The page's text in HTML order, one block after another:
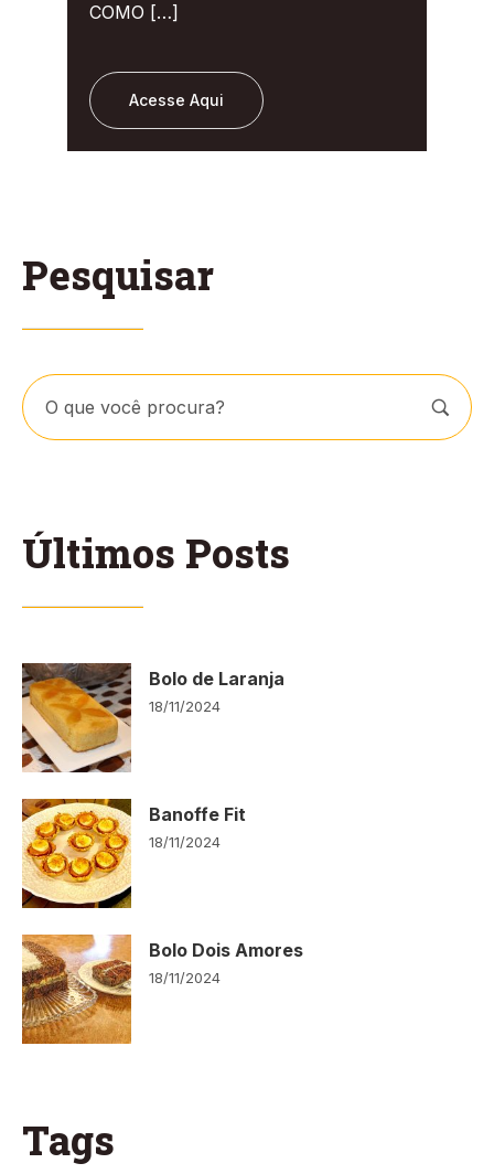
Pesquisar
Últimos Posts
Bolo de Laranja
18/11/2024
Banoffe Fit
18/11/2024
Bolo Dois Amores
18/11/2024
Tags
COMO […]
Acesse Aqui